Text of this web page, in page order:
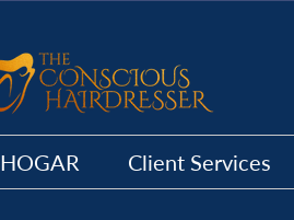
HOGAR Client Services